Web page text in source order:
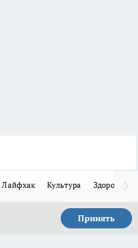
Лайфхак Культура Здоровье
Принять